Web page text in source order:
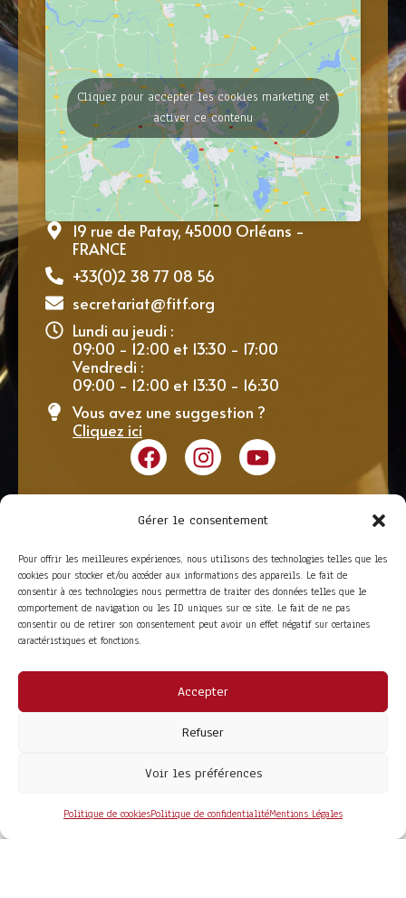
Gérer le consentement
Pour offrir les meilleures expériences, nous utilisons des technologies telles que les
cookies pour stocker et/ou accéder aux informations des appareils. Le fait de
consentir à ces technologies nous permettra de traiter des données telles que le
comportement de navigation ou les ID uniques sur ce site. Le fait de ne pas
consentir ou de retirer son consentement peut avoir un effet négatif sur certaines
caractéristiques et fonctions.
Accepter
Refuser
Voir les préférences
Politique de cookiesPolitique de confidentialitéMentions Légales
Cliquez pour accepter les cookies marketing et
activer ce contenu
19 rue de Patay, 45000 Orléans -
FRANCE
+33(0)2 38 77 08 56
secretariat@fitf.org
Lundi au jeudi :
09:00 - 12:00 et 13:30 - 17:00
Vendredi :
09:00 - 12:00 et 13:30 - 16:30
Vous avez une suggestion ?
Cliquez ici
Adhérer
Conditions Générales de Vente
Mentions Légales